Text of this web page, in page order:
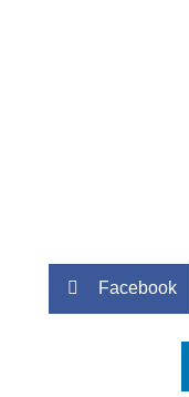
Facebook